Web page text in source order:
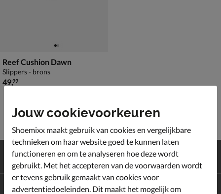
Reef Cushion Dawn
Slippers - brons
€ 49,99
49,99
Gratisverzending en retour*
Achteraf betalen
Altijd op de hoogte zijn?
Jouw cookievoorkeuren
Shoemixx maakt gebruik van cookies en vergelijkbare
technieken om haar website goed te kunnen laten
functioneren en om te analyseren hoe deze wordt
gebruikt. Met het accepteren van de voorwaarden wordt
er tevens gebruik gemaakt van cookies voor
advertentiedoeleinden. Dit maakt het mogelijk om